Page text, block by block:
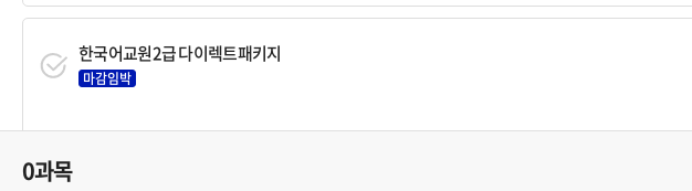
0과목
한국어교원2급 다이렉트패키지
마감임박